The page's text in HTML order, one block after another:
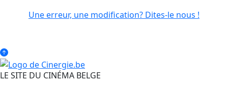
Une erreur, une modification? Dites-le nous !
LE SITE DU CINÉMA BELGE